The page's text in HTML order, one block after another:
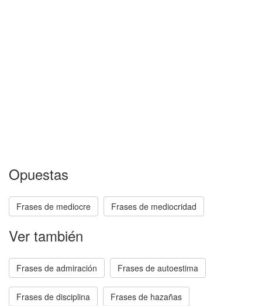
Opuestas
Frases de mediocre Frases de mediocridad
Ver también
Frases de admiración Frases de autoestima
Frases de disciplina Frases de hazañas